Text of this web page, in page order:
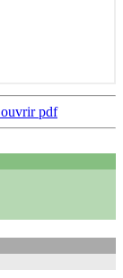
ouvrir pdf